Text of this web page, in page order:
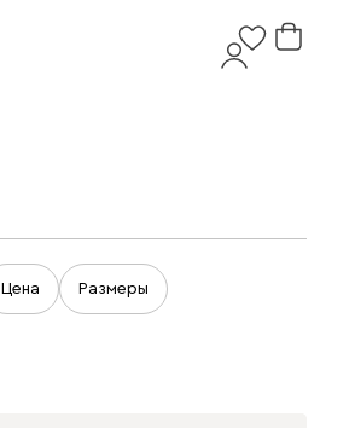
Цена Размеры